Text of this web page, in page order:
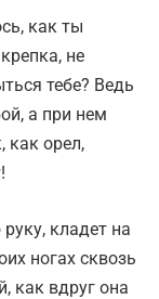
как ты
не
тебе? Ведь
а при нем
как орел,
кладет на
ногах сквозь
как вдруг она